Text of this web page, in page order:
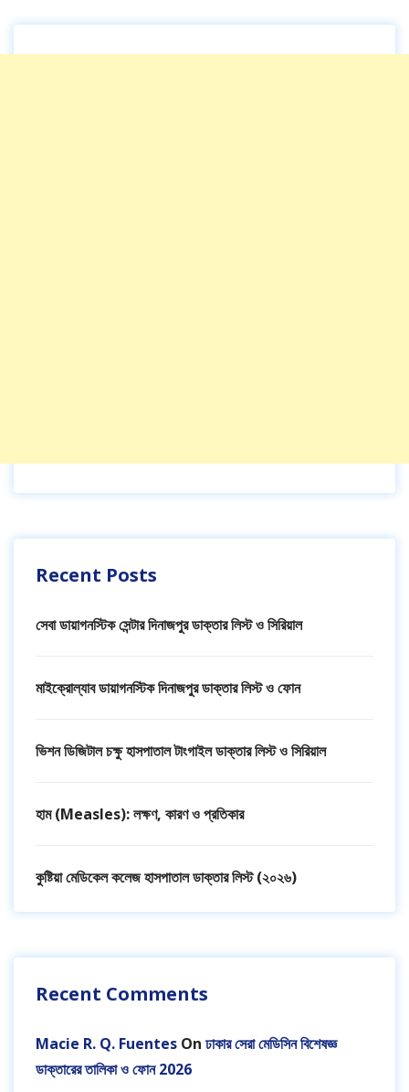
Recent Posts
সেবা ডায়াগনস্টিক সেন্টার দিনাজপুর ডাক্তার লিস্ট ও সিরিয়াল
মাইক্রোল্যাব ডায়াগনস্টিক দিনাজপুর ডাক্তার লিস্ট ও ফোন
ভিশন ডিজিটাল চক্ষু হাসপাতাল টাংগাইল ডাক্তার লিস্ট ও সিরিয়াল
হাম (Measles): লক্ষণ, কারণ ও প্রতিকার
কুষ্টিয়া মেডিকেল কলেজ হাসপাতাল ডাক্তার লিস্ট (২০২৬)
Recent Comments
Macie R. Q. Fuentes On ঢাকার সেরা মেডিসিন বিশেষজ্ঞ
ডাক্তারের তালিকা ও ফোন 2026